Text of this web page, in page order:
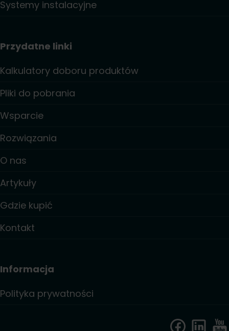
Systemy instalacyjne
Przydatne linki
Kalkulatory doboru produktów
Pliki do pobrania
Wsparcie
Rozwiązania
O nas
Artykuły
Gdzie kupić
Kontakt
Informacja
Polityka prywatności